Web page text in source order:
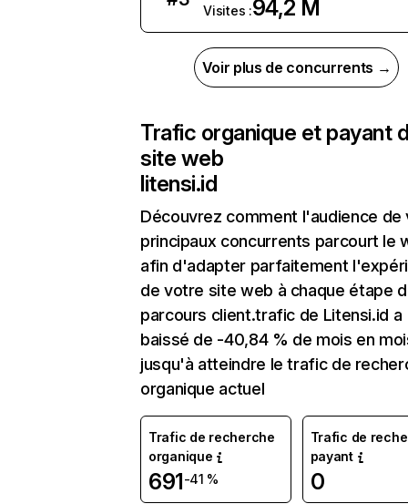
Visites :94,2 M
Voir plus de concurrents →
Trafic organique et payant
site web
litensi.id
Découvrez comment l'audience de
principaux concurrents parcourt le
afin d'adapter parfaitement
de votre site web à chaque étape
parcours client.trafic de Litensi.id a
baissé de -40,84 % de mois en
jusqu'à atteindre le trafic de
organique actuel
Trafic de recherche
organique
691-41 %
Trafic de
payant
0